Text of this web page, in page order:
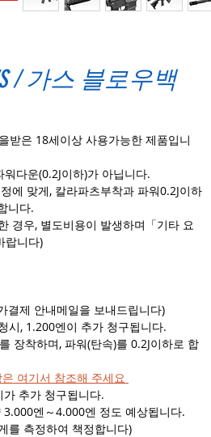
/ 가스 블로우백
받은 18세이상 사용가능한 제품입니
다운(0.2J이하)가 아닙니다.
에 맞게, 칼라파츠부착과 파워0.2J이하
니다.
경우, 별도비용이 발생하며「기타 요
랍니다)
결제 안내메일을 보내드립니다)
시, 1.200엔이 추가 청구됩니다.
장착하며, 파워(탄속)를 0.2J이하로 합
여기서 참조해 주세요
추가 청구됩니다.
엔～4.000엔 정도 예상됩니다.
를 측정하여 책정합니다)